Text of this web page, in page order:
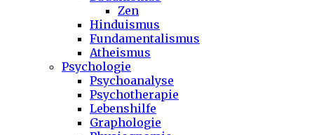
Zen
Hinduismus
Fundamentalismus
Atheismus
Psychologie
Psychoanalyse
Psychotherapie
Lebenshilfe
Graphologie